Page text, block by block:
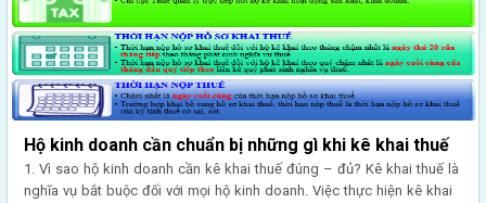
Hộ kinh doanh cần chuẩn bị những gì khi kê khai thuế
1. Vì sao hộ kinh doanh cần kê khai thuế đúng – đủ? Kê khai thuế là
nghĩa vụ bắt buộc đối với mọi hộ kinh doanh. Việc thực hiện kê khai